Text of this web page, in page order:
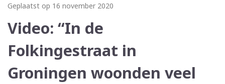
Geplaatst op 16 november 2020
Video: “In de
Folkingestraat in
Groningen woonden veel